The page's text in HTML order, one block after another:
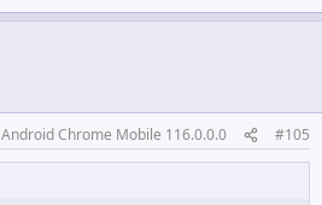
Android Chrome Mobile 116.0.0.0 #105